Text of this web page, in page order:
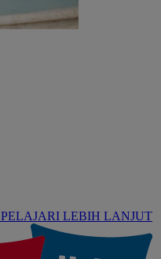
PELAJARI LEBIH LANJUT